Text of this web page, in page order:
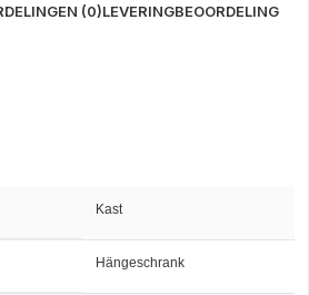
(0)LEVERINGBEOORDELING
Kast
Hängeschrank